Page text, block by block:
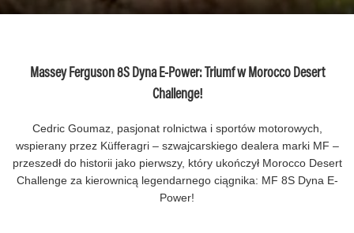
Massey Ferguson 8S Dyna E-Power: Triumf w Morocco Desert
Challenge!
Cedric Goumaz, pasjonat rolnictwa i sportów motorowych,
wspierany przez Küfferagri – szwajcarskiego dealera marki MF –
przeszedł do historii jako pierwszy, który ukończył Morocco Desert
Challenge za kierownicą legendarnego ciągnika: MF 8S Dyna E-
Power!